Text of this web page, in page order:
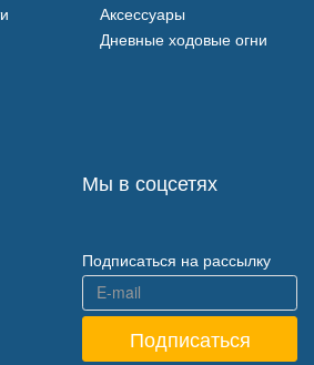
Аксессуары
Дневные ходовые огни
Мы в соцсетях
Подписаться на рассылку